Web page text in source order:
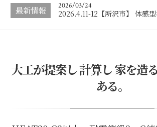
最新情報 2026/03/24
2026.4.11-12【所沢市】 体感
2026/08/07
2026.8.22-23【所沢・小径の
大工が提案し 計算し 家を造
ある。